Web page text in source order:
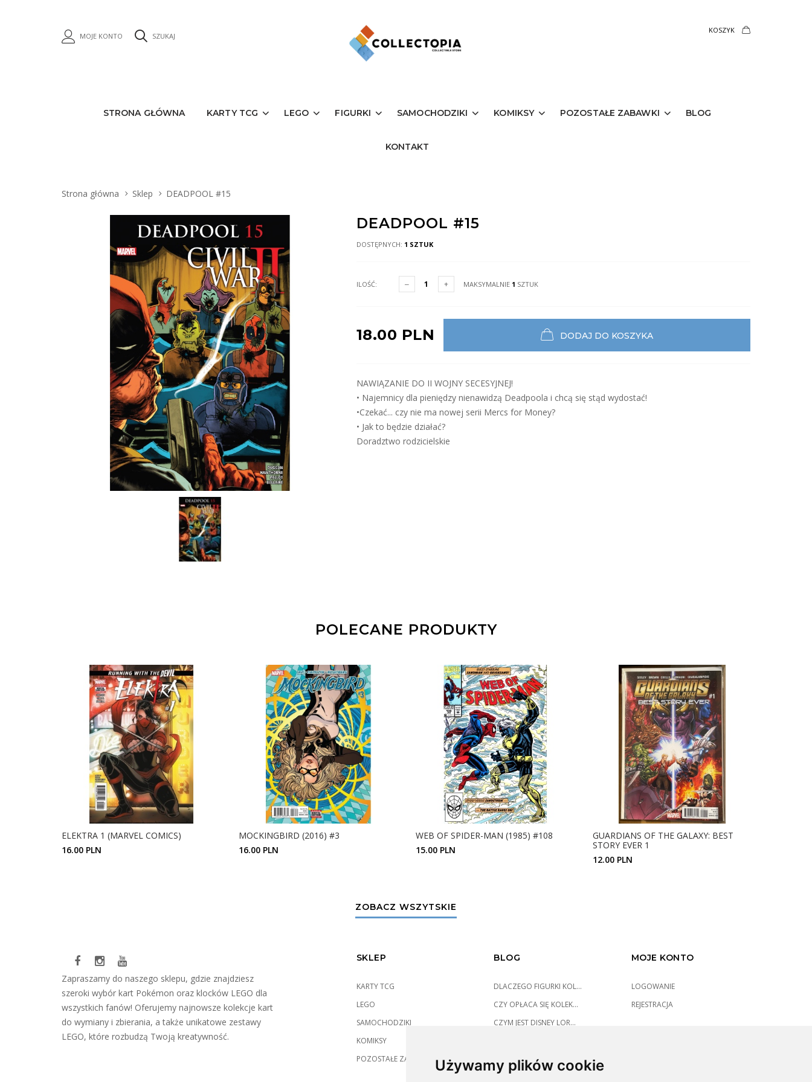
Używamy plików cookie
MOJE KONTO SZUKAJ
KOSZYK
STRONA GŁÓWNA KARTY TCG LEGO FIGURKI SAMOCHODZIKI KOMIKSY POZOSTAŁE ZABAWKI BLOG
KONTAKT
Strona główna Sklep DEADPOOL #15
DEADPOOL #15
DOSTĘPNYCH: 1 SZTUK
ILOŚĆ: MAKSYMALNIE 1 SZTUK
18.00 PLN DODAJ DO KOSZYKA
NAWIĄZANIE DO II WOJNY SECESYJNEJ!
• Najemnicy dla pieniędzy nienawidzą Deadpoola i chcą się stąd wydostać!
•Czekać... czy nie ma nowej serii Mercs for Money?
• Jak to będzie działać?
Doradztwo rodzicielskie
POLECANE PRODUKTY
ELEKTRA 1 (MARVEL COMICS)
16.00 PLN
MOCKINGBIRD (2016) #3
16.00 PLN
WEB OF SPIDER-MAN (1985) #108
15.00 PLN
GUARDIANS OF THE GALAXY: BEST
STORY EVER 1
12.00 PLN
ZOBACZ WSZYTSKIE
Zapraszamy do naszego sklepu, gdzie znajdziesz
szeroki wybór kart Pokémon oraz klocków LEGO dla
wszystkich fanów! Oferujemy najnowsze kolekcje kart
do wymiany i zbierania, a także unikatowe zestawy
LEGO, które rozbudzą Twoją kreatywność.
SKLEP
KARTY TCG
LEGO
SAMOCHODZIKI
KOMIKSY
POZOSTAŁE ZABAWKI
BLOG
DLACZEGO FIGURKI KOL...
CZY OPŁACA SIĘ KOLEK...
CZYM JEST DISNEY LOR...
MOJE KONTO
LOGOWANIE
REJESTRACJA